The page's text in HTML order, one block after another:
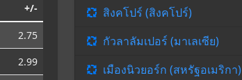
+/-
2.75
2.99
สิงคโปร์ (สิงคโปร์)
กัวลาลัมเปอร์ (มาเลเซีย)
เมืองนิวยอร์ก (สหรัฐอเมริกา)